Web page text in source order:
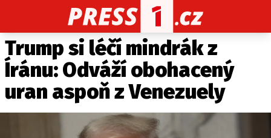
CELEBRITY NOVINKY SPORT
Máte příběh, fotku nebo video?
Pošlete e-mail na PRESS1.cz
Trump si léčí mindrák z
Íránu: Odváží obohacený
uran aspoň z Venezuely